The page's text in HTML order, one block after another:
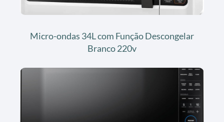
Micro-ondas 34L com Função Descongelar
Branco 220v